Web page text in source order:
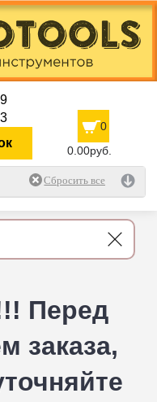
0
0.00руб.
Перед
заказа,